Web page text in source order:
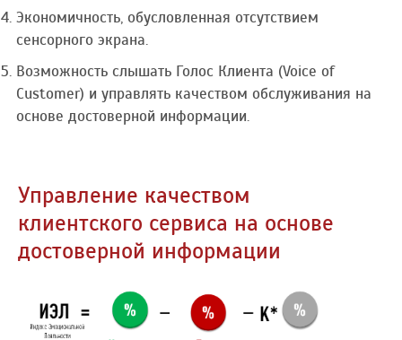
Экономичность, обусловленная отсутствием
сенсорного экрана.
Возможность слышать Голос Клиента (Voice of
Customer) и управлять качеством обслуживания на
основе достоверной информации.
Управление качеством
клиентского сервиса на основе
достоверной информации